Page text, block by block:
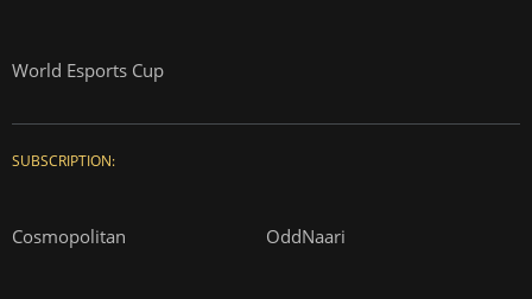
World Esports Cup
SUBSCRIPTION:
Cosmopolitan OddNaari